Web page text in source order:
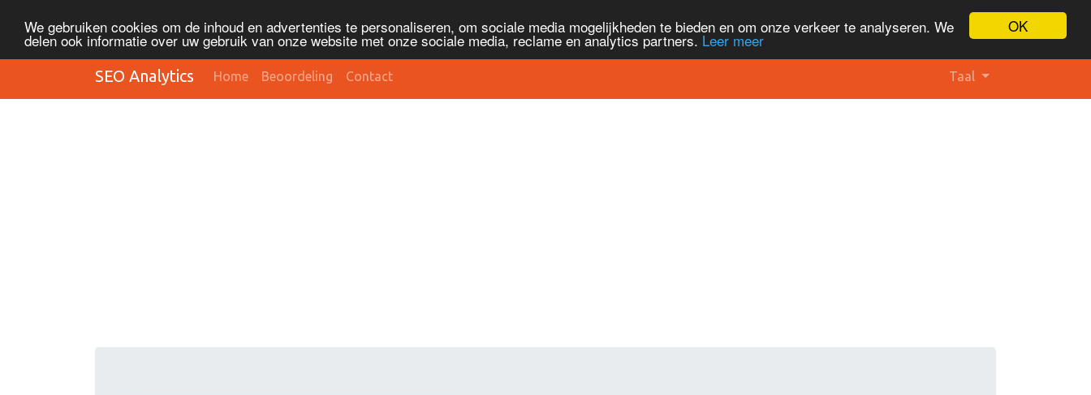
OK
We gebruiken cookies om de inhoud en advertenties te personaliseren, om sociale media mogelijkheden te bieden en om onze verkeer te analyseren. We
delen ook informatie over uw gebruik van onze website met onze sociale media, reclame en analytics partners. Leer meer
SEO Analytics Home Beoordeling Contact Taal